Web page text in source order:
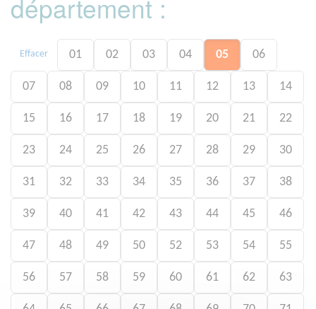
département :
Effacer 01 02 03 04 05 06
07 08 09 10 11 12 13 14
15 16 17 18 19 20 21 22
23 24 25 26 27 28 29 30
31 32 33 34 35 36 37 38
39 40 41 42 43 44 45 46
47 48 49 50 52 53 54 55
56 57 58 59 60 61 62 63